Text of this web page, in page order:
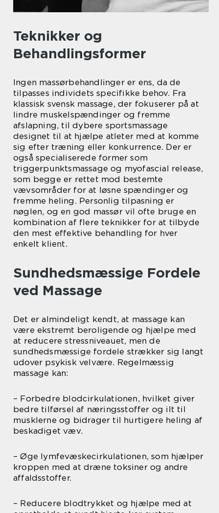
Teknikker og
Behandlingsformer
Ingen massørbehandlinger er ens, da de
tilpasses individets specifikke behov. Fra
klassisk svensk massage, der fokuserer på at
lindre muskelspændinger og fremme
afslapning, til dybere sportsmassage
designet til at hjælpe atleter med at komme
sig efter træning eller konkurrence. Der er
også specialiserede former som
triggerpunktsmassage og myofascial release,
som begge er rettet mod bestemte
vævsområder for at løsne spændinger og
fremme heling. Personlig tilpasning er
nøglen, og en god massør vil ofte bruge en
kombination af flere teknikker for at tilbyde
den mest effektive behandling for hver
enkelt klient.
Sundhedsmæssige Fordele
ved Massage
Det er almindeligt kendt, at massage kan
være ekstremt beroligende og hjælpe med
at reducere stressniveauet, men de
sundhedsmæssige fordele strækker sig langt
udover psykisk velvære. Regelmæssig
massage kan:
– Forbedre blodcirkulationen, hvilket giver
bedre tilførsel af næringsstoffer og ilt til
musklerne og bidrager til hurtigere heling af
beskadiget væv.
– Øge lymfevæskecirkulationen, som hjælper
kroppen med at dræne toksiner og andre
affaldsstoffer.
– Reducere blodtrykket og hjælpe med at